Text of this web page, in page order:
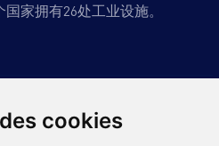
cookies
家拥有26处工业设施。